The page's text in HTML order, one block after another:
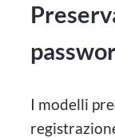
I modelli